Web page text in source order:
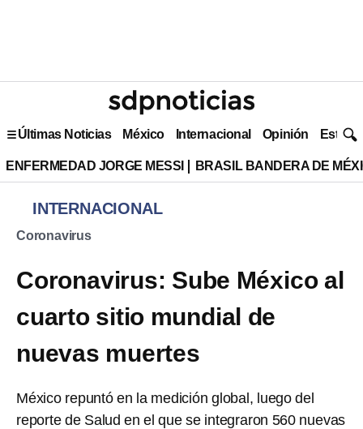
Últimas Noticias México Internacional Opinión Estilo
ENFERMEDAD JORGE MESSI BRASIL BANDERA DE
INTERNACIONAL
Coronavirus
Coronavirus: Sube México al
cuarto sitio mundial de
nuevas muertes
México repuntó en la medición global, luego del
reporte de Salud en el que se integraron 560 nuevas